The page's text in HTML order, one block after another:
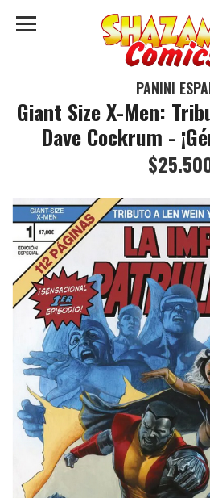
PANINI
Giant Size X-Men:
Dave Cockrum -